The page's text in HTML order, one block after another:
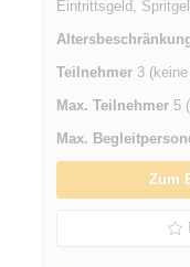
Eintrittsgeld,
Teilnehmer3 (keine
Max. Teilnehmer5
Max.
Zum